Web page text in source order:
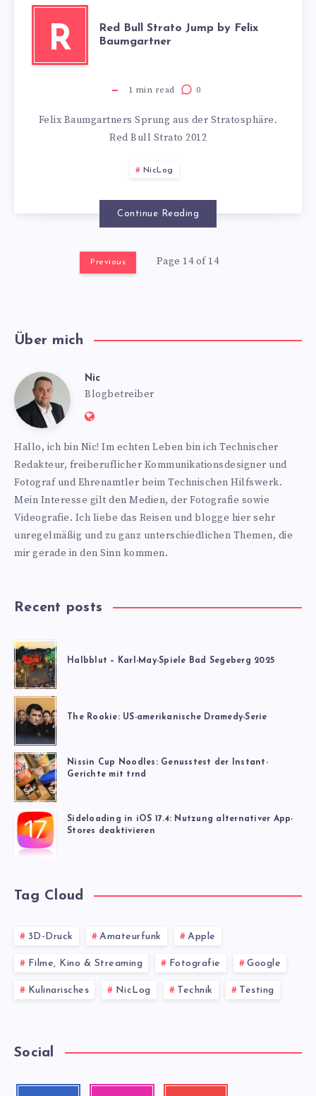
R
Red Bull Strato Jump by Felix
Baumgartner
1 min read 0
Felix Baumgartners Sprung aus der Stratosphäre.
Red Bull Strato 2012
NicLog
Continue Reading
Previous Page 14 of 14
Über mich
Nic Nic
Blogbetreiber
Website:
Hallo, ich bin Nic! Im echten Leben bin ich Technischer
Redakteur, freiberuflicher Kommunikationsdesigner und
Fotograf und Ehrenamtler beim Technischen Hilfswerk.
Mein Interesse gilt den Medien, der Fotografie sowie
Videografie. Ich liebe das Reisen und blogge hier sehr
unregelmäßig und zu ganz unterschiedlichen Themen, die
mir gerade in den Sinn kommen.
Recent posts
Halbblut – Karl-May-Spiele Bad Segeberg 2025
The Rookie: US-amerikanische Dramedy-Serie
Nissin Cup Noodles: Genusstest der Instant-
Gerichte mit trnd
Sideloading in iOS 17.4: Nutzung alternativer App-
Stores deaktivieren
Tag Cloud
3D-Druck Amateurfunk Apple
Filme, Kino & Streaming Fotografie Google
Kulinarisches NicLog Technik Testing
Social